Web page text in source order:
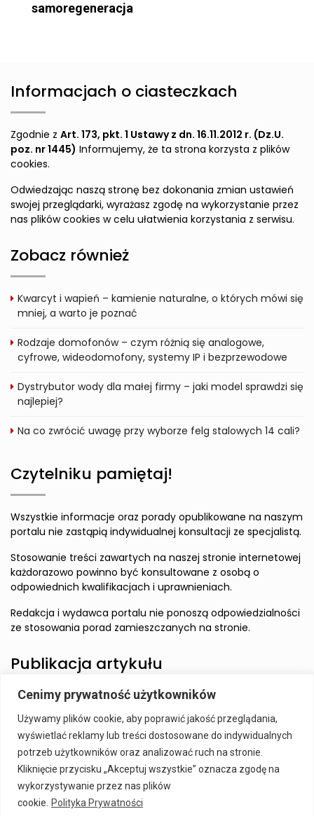
Cenimy prywatność użytkowników
Używamy plików cookie, aby poprawić jakość przeglądania,
wyświetlać reklamy lub treści dostosowane do indywidualnych
potrzeb użytkowników oraz analizować ruch na stronie.
Kliknięcie przycisku „Akceptuj wszystkie” oznacza zgodę na
wykorzystywanie przez nas plików
cookie. Polityka Prywatności
samoregeneracja
Informacjach o ciasteczkach
Zgodnie z Art. 173, pkt. 1 Ustawy z dn. 16.11.2012 r. (Dz.U.
poz. nr 1445) Informujemy, że ta strona korzysta z plików
cookies.
Odwiedzając naszą stronę bez dokonania zmian ustawień
swojej przeglądarki, wyrażasz zgodę na wykorzystanie przez
nas plików cookies w celu ułatwienia korzystania z serwisu.
Zobacz również
Kwarcyt i wapień – kamienie naturalne, o których mówi się
mniej, a warto je poznać
Rodzaje domofonów – czym różnią się analogowe,
cyfrowe, wideodomofony, systemy IP i bezprzewodowe
Dystrybutor wody dla małej firmy – jaki model sprawdzi się
najlepiej?
Na co zwrócić uwagę przy wyborze felg stalowych 14 cali?
Czytelniku pamiętaj!
Wszystkie informacje oraz porady opublikowane na naszym
portalu nie zastąpią indywidualnej konsultacji ze specjalistą.
Stosowanie treści zawartych na naszej stronie internetowej
każdorazowo powinno być konsultowane z osobą o
odpowiednich kwalifikacjach i uprawnieniach.
Redakcja i wydawca portalu nie ponoszą odpowiedzialności
ze stosowania porad zamieszczanych na stronie.
Publikacja artykułu
naszym serwisie.
Szczegóły: Publikacja Artykułu